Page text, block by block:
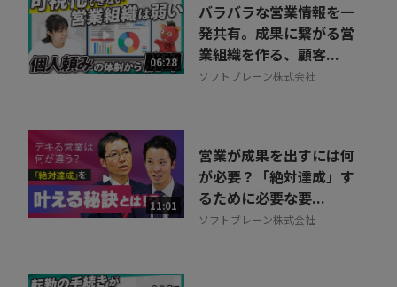
06:28
バラバラな営業情報を一
発共有。成果に繋がる営
業組織を作る、顧客...
ソフトブレーン株式会社
11:01
営業が成果を出すには何
が必要？「絶対達成」す
るために必要な要...
ソフトブレーン株式会社